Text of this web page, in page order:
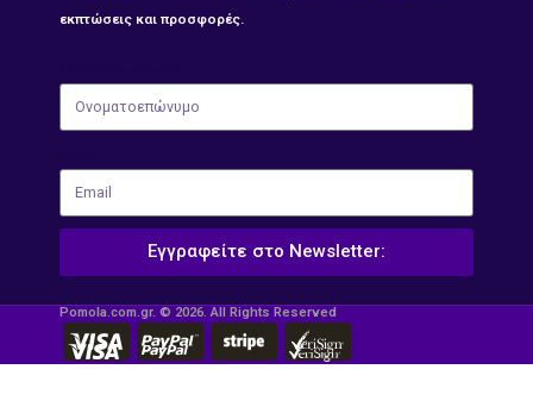
εκπτώσεις και προσφορές.
Εγγραφείτε στο Newsletter:
Pomola.com.gr. © 2026. All Rights Reserved